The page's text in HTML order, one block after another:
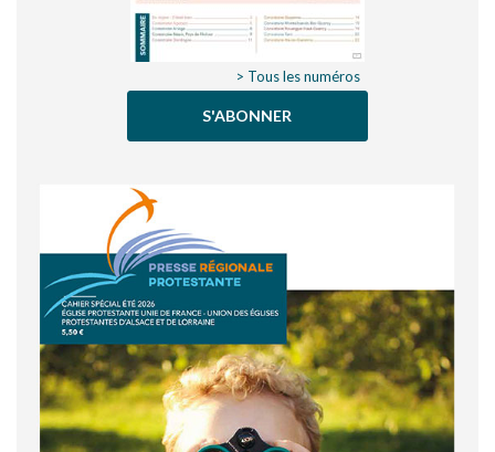
> Tous les numéros
S'ABONNER